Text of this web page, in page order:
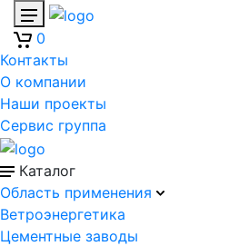
0
Контакты
О компании
Наши проекты
Сервис группа
Каталог
Область применения
Ветроэнергетика
Цементные заводы